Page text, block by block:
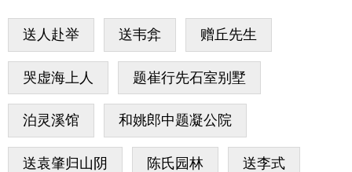
送人赴举 送韦弇 赠丘先生
哭虚海上人 题崔行先石室别墅
泊灵溪馆 和姚郎中题凝公院
送袁肇归山阴 陈氏园林 送李式